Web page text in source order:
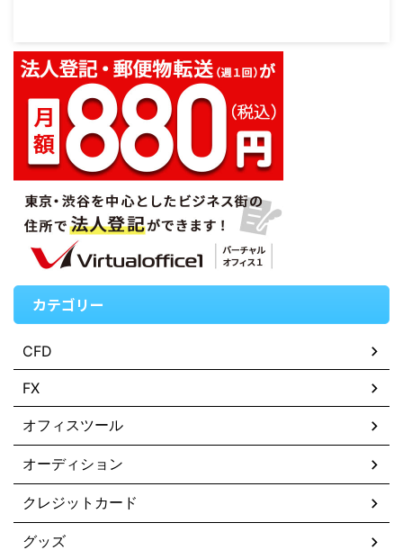
カテゴリー
CFD
FX
オフィスツール
オーディション
クレジットカード
グッズ